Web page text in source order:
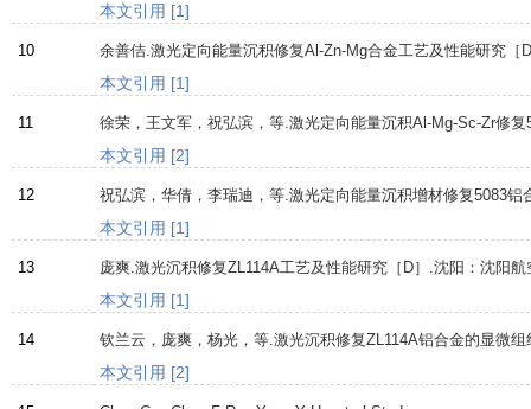
本文引用 [1]
10 余善佶.激光定向能量沉积修复Al-Zn-Mg合金工艺及性能研究［
本文引用 [1]
11 徐荣，王文军，祝弘滨，等.激光定向能量沉积Al-Mg-Sc-Zr修
本文引用 [2]
12 祝弘滨，华倩，李瑞迪，等.激光定向能量沉积增材修复5083铝
本文引用 [1]
13 庞爽.激光沉积修复ZL114A工艺及性能研究［D］.沈阳：沈阳
本文引用 [1]
14 钦兰云，庞爽，杨光，等.激光沉积修复ZL114A铝合金的显微
本文引用 [2]